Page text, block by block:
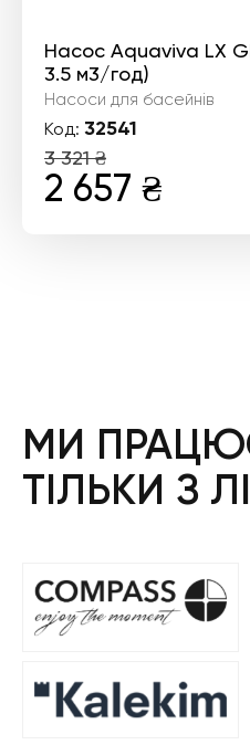
Насос Aquaviva LX
3.5 м3/год)
Насоси для басейнів
Код: 32541
3 321₴
Оригінальна
2 657 ₴
МИ
ТІЛЬКИ З